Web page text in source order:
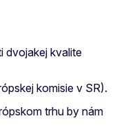
dvojakej kvalite
komisie v SR).
trhu by nám